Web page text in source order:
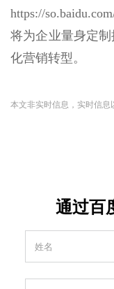
https://
将为企业量身定
化营销转型。
本文非实时信息，实时信息
通过百